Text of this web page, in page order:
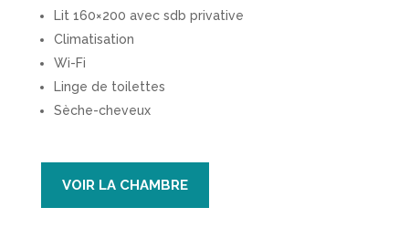
Lit 160×200 avec sdb privative
Climatisation
Wi-Fi
Linge de toilettes
Sèche-cheveux
VOIR LA CHAMBRE